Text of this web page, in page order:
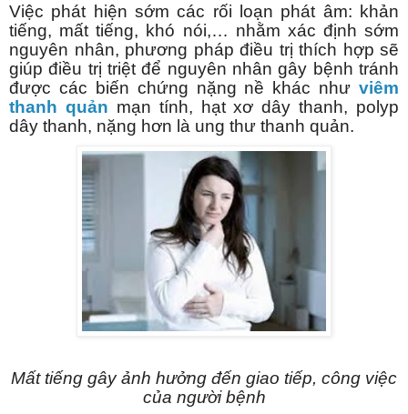
Việc phát hiện sớm các rối loạn phát âm: khản
tiếng, mất tiếng, khó nói,… nhằm xác định sớm
nguyên nhân, phương pháp điều trị thích hợp sẽ
giúp điều trị triệt để nguyên nhân gây bệnh tránh
được các biến chứng nặng nề khác như viêm
thanh quản mạn tính, hạt xơ dây thanh, polyp
dây thanh, nặng hơn là ung thư thanh quản.
Mất tiếng gây ảnh hưởng đến giao tiếp, công việc
của người bệnh